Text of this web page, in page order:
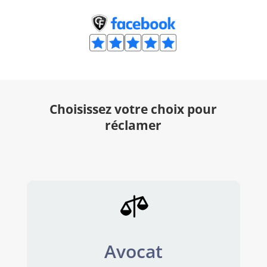
Choisissez votre choix pour
réclamer

Avocat